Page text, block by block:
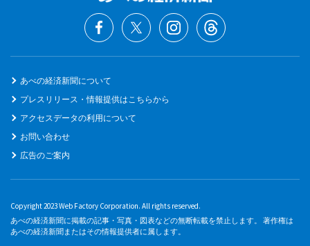
あべの経済新聞について
プレスリリース・情報提供はこちらから
アクセスデータの利用について
お問い合わせ
広告のご案内
Copyright 2023 Web Factory Corporation. All rights reserved.
あべの経済新聞に掲載の記事・写真・図表などの無断転載を禁止します。 著作権は
あべの経済新聞またはその情報提供者に属します。